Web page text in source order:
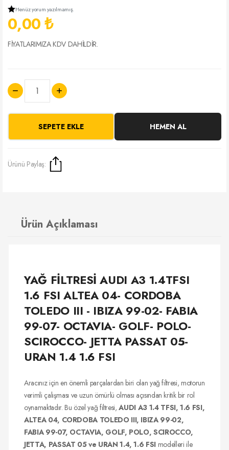
Henüz yorum yazılmamış.
0,00 ₺
FİYATLARIMIZA KDV DAHİLDİR.
SEPETE EKLE HEMEN AL
Ürünü Paylaş:
Ürün Açıklaması
YAĞ FİLTRESİ AUDI A3 1.4TFSI
1.6 FSI ALTEA 04- CORDOBA
TOLEDO III - IBIZA 99-02- FABIA
99-07- OCTAVIA- GOLF- POLO-
SCIROCCO- JETTA PASSAT 05-
URAN 1.4 1.6 FSI
Aracınız için en önemli parçalardan biri olan yağ filtresi, motorun
verimli çalışması ve uzun ömürlü olması açısından kritik bir rol
oynamaktadır. Bu özel yağ filtresi,AUDI A3 1.4 TFSI, 1.6 FSI,
ALTEA 04, CORDOBA TOLEDO III, IBIZA 99-02,
FABIA 99-07, OCTAVIA, GOLF, POLO, SCIROCCO,
JETTA, PASSAT 05 ve URAN 1.4, 1.6 FSI modelleri ile